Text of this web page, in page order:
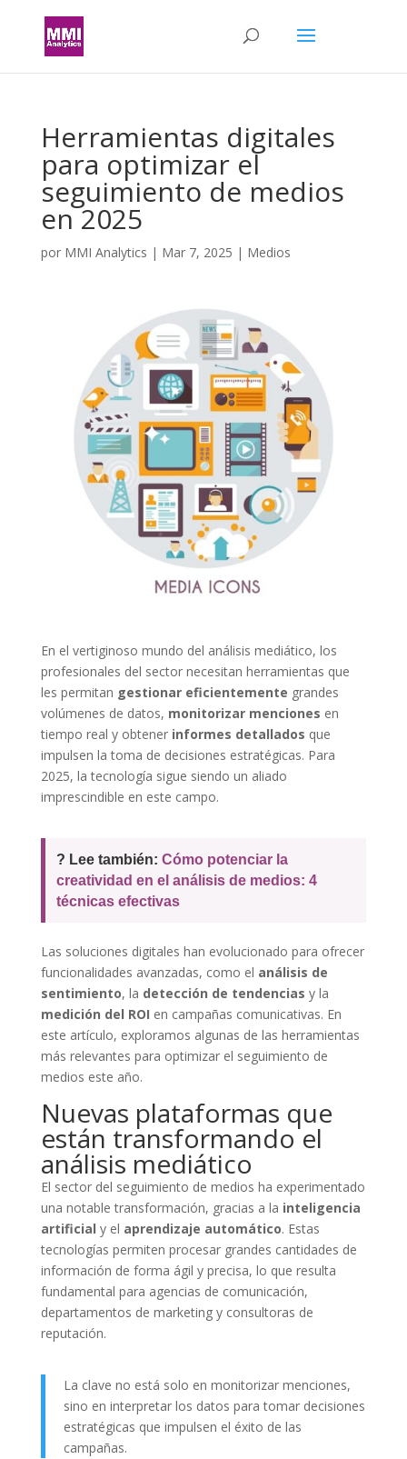
Herramientas digitales
para optimizar el
seguimiento de medios
en 2025
por MMI Analytics | Mar 7, 2025 | Medios
En el vertiginoso mundo del análisis mediático, los
profesionales del sector necesitan herramientas que
les permitan gestionar eficientemente grandes
volúmenes de datos, monitorizar menciones en
tiempo real y obtener informes detallados que
impulsen la toma de decisiones estratégicas. Para
2025, la tecnología sigue siendo un aliado
imprescindible en este campo.
? Lee también: Cómo potenciar la
creatividad en el análisis de medios: 4
técnicas efectivas
Las soluciones digitales han evolucionado para ofrecer
funcionalidades avanzadas, como el análisis de
sentimiento, la detección de tendencias y la
medición del ROI en campañas comunicativas. En
este artículo, exploramos algunas de las herramientas
más relevantes para optimizar el seguimiento de
medios este año.
Nuevas plataformas que
están transformando el
análisis mediático
El sector del seguimiento de medios ha experimentado
una notable transformación, gracias a la inteligencia
artificial y el aprendizaje automático. Estas
tecnologías permiten procesar grandes cantidades de
información de forma ágil y precisa, lo que resulta
fundamental para agencias de comunicación,
departamentos de marketing y consultoras de
reputación.
La clave no está solo en monitorizar menciones,
sino en interpretar los datos para tomar decisiones
estratégicas que impulsen el éxito de las
campañas.